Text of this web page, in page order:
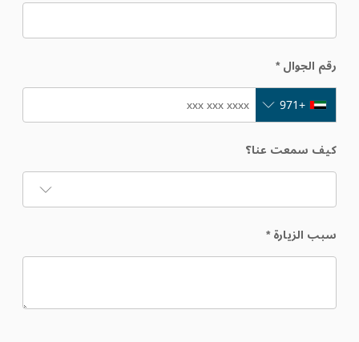
رقم الجوال*
+971
كيف سمعت عنا؟
سبب الزيارة*